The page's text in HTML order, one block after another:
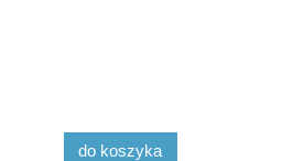
do koszyka